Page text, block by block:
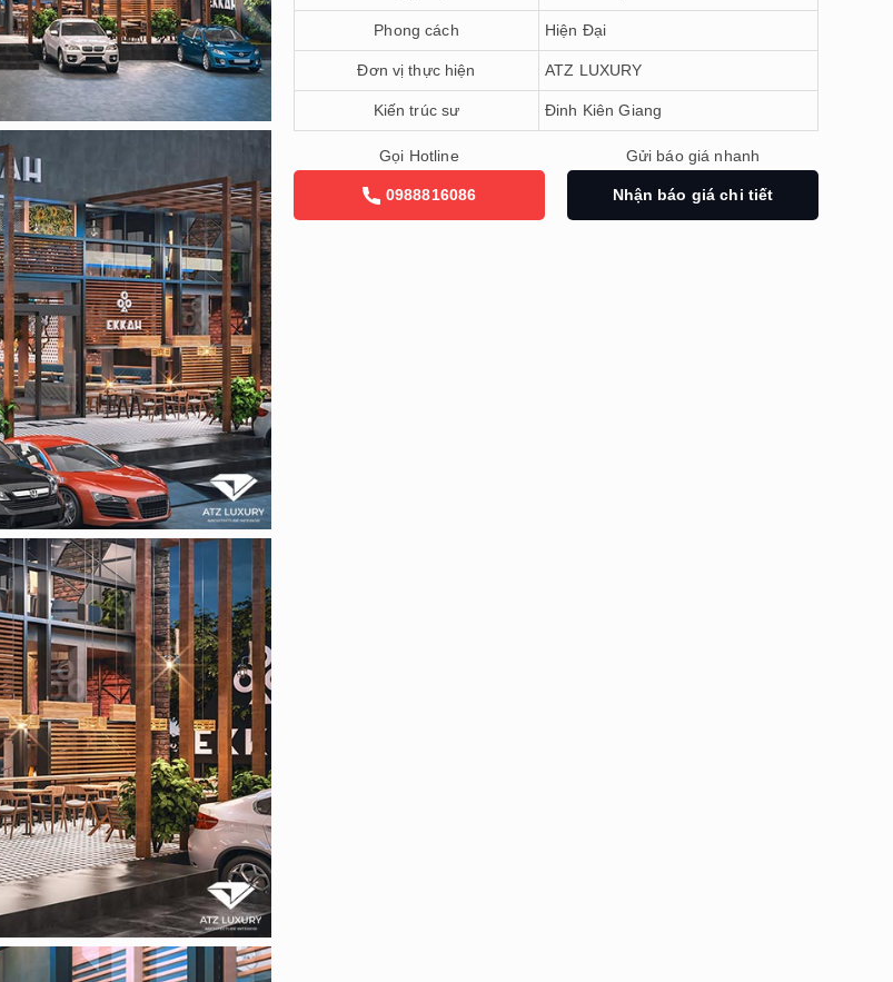
Phong cách Hiện Đại
Đơn vị thực hiện ATZ LUXURY
Kiến trúc sư Đinh Kiên Giang
Gọi Hotline
0988816086
Gửi báo giá nhanh
Nhận báo giá chi tiết